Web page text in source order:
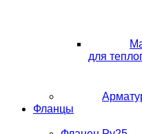
для
Фланцы